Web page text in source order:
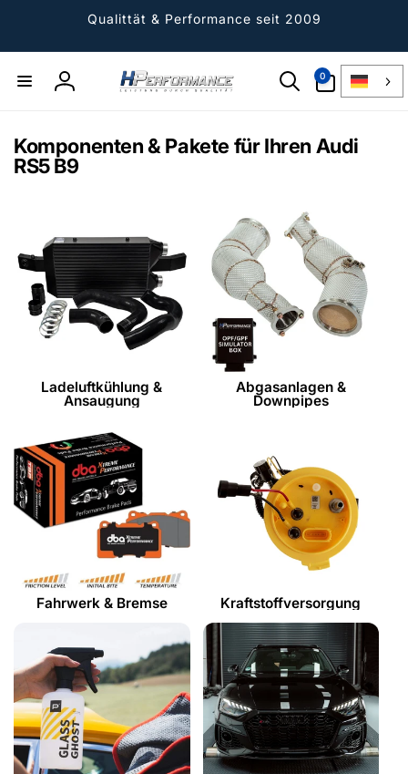
Qualittät & Performance seit 2009
Einloggen
0
Artikel
Komponenten & Pakete für Ihren Audi
RS5 B9
Ladeluftkühlung &
Ansaugung
Abgasanlagen &
Downpipes
Fahrwerk & Bremse Kraftstoffversorgung